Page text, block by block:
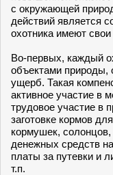
с окружающей
действий является
охотника имеют
Во-первых, каждый
объектами природы,
ущерб. Такая
активное участие в
трудовое участие в
заготовке кормов
кормушек, солонцов,
денежных средств
платы за путевки и
т.п.